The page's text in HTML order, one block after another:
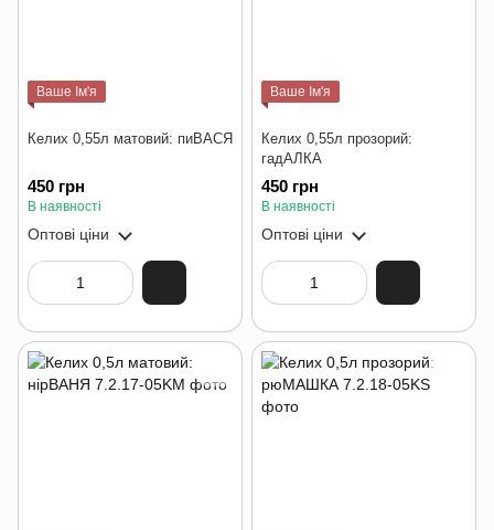
Ваше Ім'я
Келих 0,55л матовий: пиВАСЯ
450 грн
В наявності
Оптові ціни
Ваше Ім'я
Келих 0,55л прозорий:
гадАЛКА
450 грн
В наявності
Оптові ціни